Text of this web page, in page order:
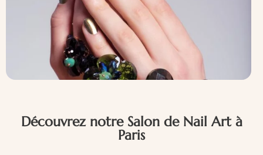
Découvrez notre Salon de Nail Art à
Paris